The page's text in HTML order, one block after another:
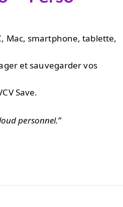
Mac, smartphone, tablette,
et sauvegarder vos
Save.
personnel.”